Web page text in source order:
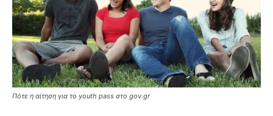
Πότε η αίτηση για το youth pass στο gov.gr